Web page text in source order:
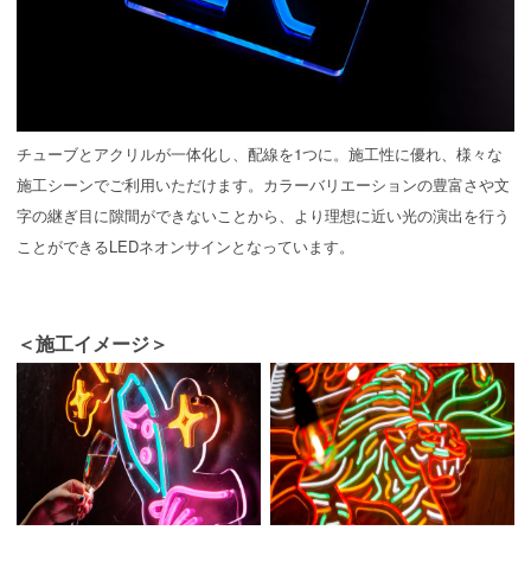
チューブとアクリルが一体化し、配線を1つに。施工性に優れ、様々な
施工シーンでご利用いただけます。カラーバリエーションの豊富さや文
字の継ぎ目に隙間ができないことから、より理想に近い光の演出を行う
ことができるLEDネオンサインとなっています。
＜施工イメージ＞